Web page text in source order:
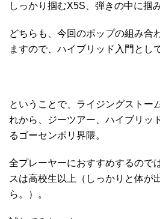
しっかり掴むX5S、弾きの中に掴
どちらも、今回のポップの組み合
ますので、ハイブリッド入門とし
ということで、ライジングスト
れから、ジーツアー、ハイブリッ
るゴーセンポリ界隈。
全プレーヤーにおすすめするので
スは高校生以上（しっかりと体が
ら。）。